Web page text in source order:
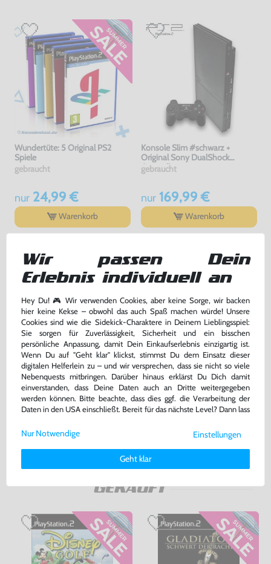
Wundertüte: 5 Original PS2
Spiele
gebraucht
nur24,99 €
Warenkorb
Konsole Slim #schwarz +
Original Sony DualShock
Controller
gebraucht
nur169,99 €
Warenkorb
Original Memory Card /
Memorycard / Speicherkarte 8
MB #schwarz [Sony]
gebraucht, NEUWERTIG
nur22,99 €
Warenkorb
Konsole #schwarz + Original
Sony DualShock Controller +
Zubehör
gebraucht
nur179,99 €
Warenkorb
DAS HABEN ANDERE DAZU
GEKAUFT
Wir passen Dein
Erlebnis individuell an
Hey Du! 🎮 Wir verwenden Cookies, aber keine Sorge, wir backen
hier keine Kekse – obwohl das auch Spaß machen würde! Unsere
Cookies sind wie die Sidekick-Charaktere in Deinem Lieblingsspiel:
Sie sorgen für Zuverlässigkeit, Sicherheit und ein bisschen
persönliche Anpassung, damit Dein Einkaufserlebnis einzigartig ist.
Wenn Du auf "Geht klar" klickst, stimmst Du dem Einsatz dieser
digitalen Helferlein zu – und wir versprechen, dass sie nicht so viele
Nebenquests mitbringen. Darüber hinaus erklärst Du Dich damit
einverstanden, dass Deine Daten auch an Dritte weitergegeben
werden können. Bitte beachte, dass dies ggf. die Verarbeitung der
Daten in den USA einschließt. Bereit für das nächste Level? Dann lass
Weitere Informationen zu den von uns verwendeten Cookies und
Deinen Rechten als Nutzer findest Du in unsererDaten­schutz­
Impressum.
Einstellungen
Geht klar
Nur Notwendige